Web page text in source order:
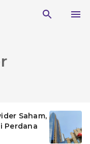
Saham,
Perdana